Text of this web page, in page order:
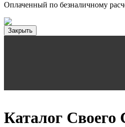
Оплаченный по безналичному
Закрыть
Каталог Своего